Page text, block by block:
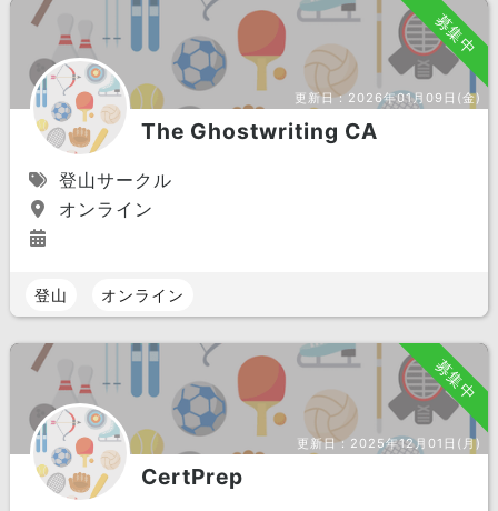
募集中
更新日： 2026年01月09日(金)
The Ghostwriting CA
登山サークル
オンライン
登山 オンライン
募集中
更新日： 2025年12月01日(月)
CertPrep